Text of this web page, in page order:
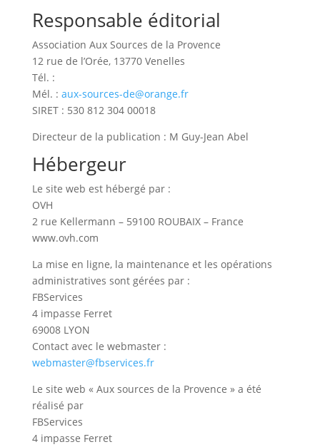
Responsable éditorial
Association Aux Sources de la Provence
12 rue de l’Orée, 13770 Venelles
Tél. :
Mél. : aux-sources-de@orange.fr
SIRET : 530 812 304 00018
Directeur de la publication : M Guy-Jean Abel
Hébergeur
Le site web est hébergé par :
OVH
2 rue Kellermann – 59100 ROUBAIX – France
www.ovh.com
La mise en ligne, la maintenance et les opérations
administratives sont gérées par :
FBServices
4 impasse Ferret
69008 LYON
Contact avec le webmaster :
webmaster@fbservices.fr
Le site web « Aux sources de la Provence » a été
réalisé par
FBServices
4 impasse Ferret